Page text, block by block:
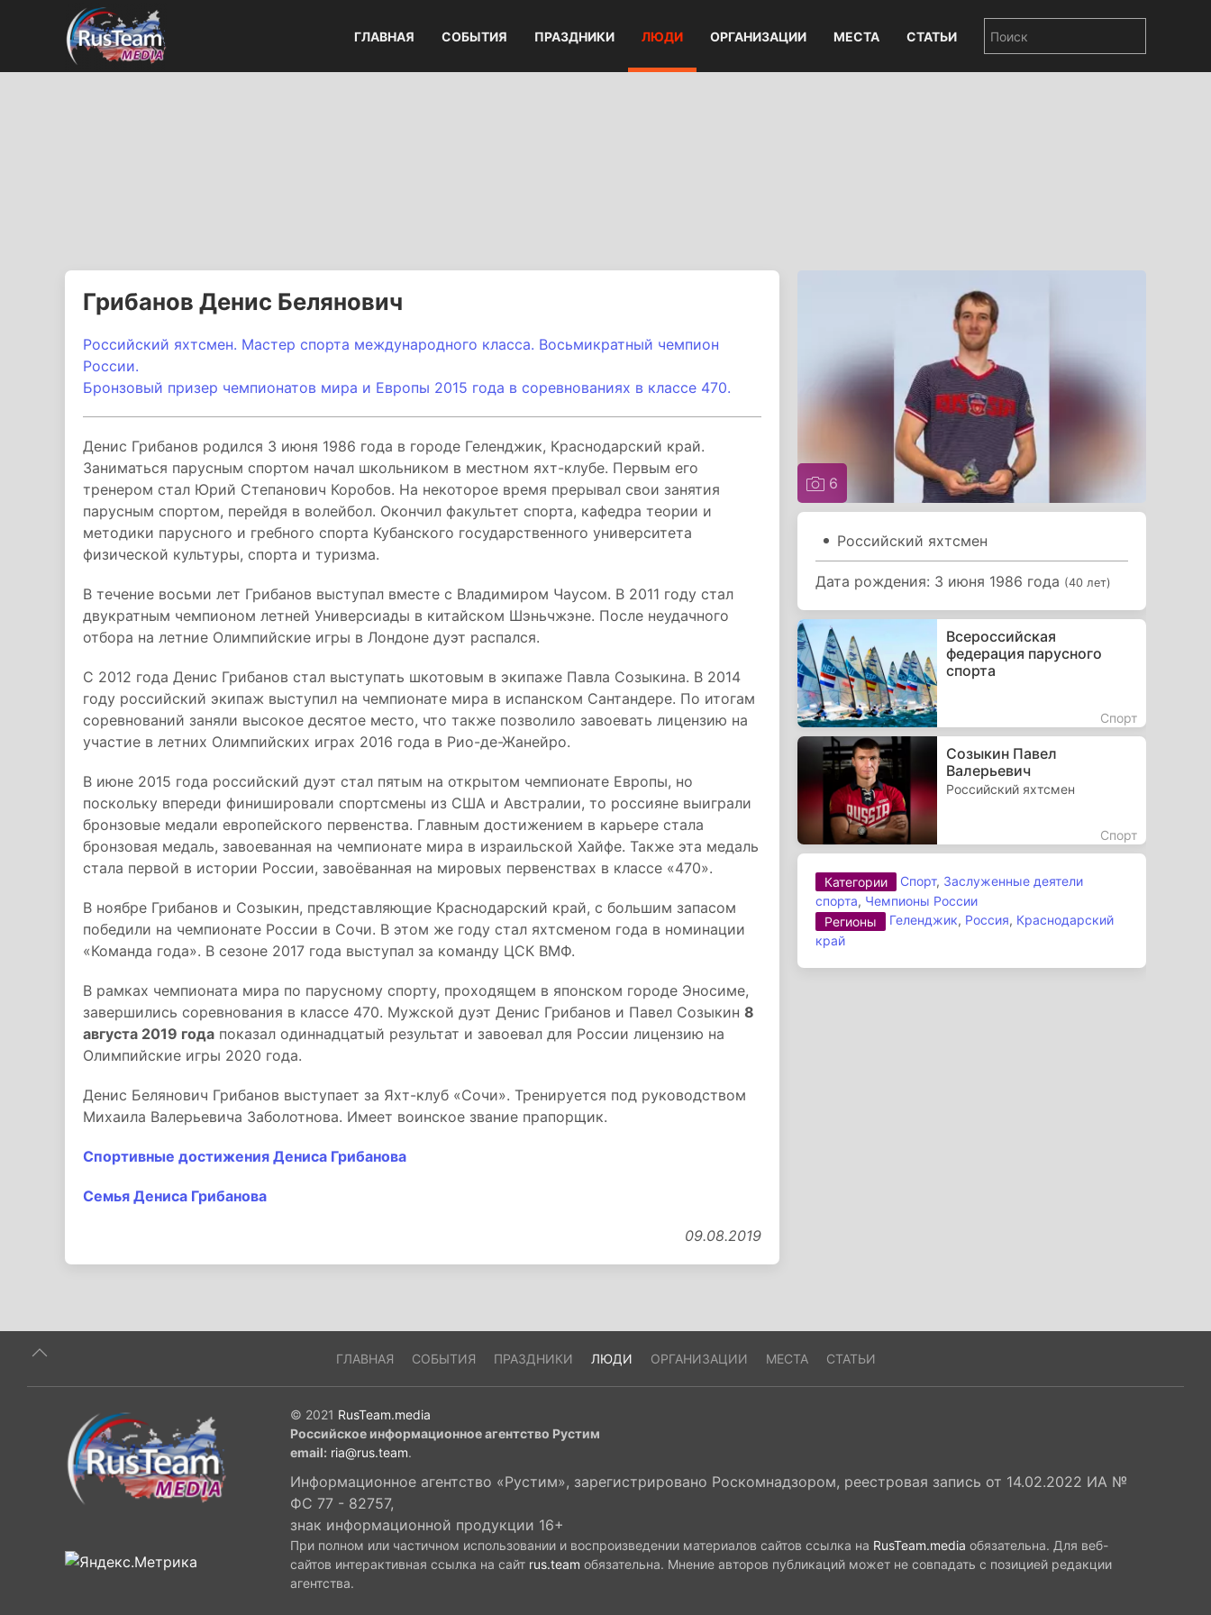
ГЛАВНАЯ СОБЫТИЯ ПРАЗДНИКИ ЛЮДИ ОРГАНИЗАЦИИ МЕСТА СТАТЬИ
Грибанов Денис Белянович
Российский яхтсмен. Мастер спорта международного класса. Восьмикратный чемпион
России.
Бронзовый призер чемпионатов мира и Европы 2015 года в соревнованиях в классе 470.
Денис Грибанов родился 3 июня 1986 года в городе Геленджик, Краснодарский край.
Заниматься парусным спортом начал школьником в местном яхт-клубе. Первым его
тренером стал Юрий Степанович Коробов. На некоторое время прерывал свои занятия
парусным спортом, перейдя в волейбол. Окончил факультет спорта, кафедра теории и
методики парусного и гребного спорта Кубанского государственного университета
физической культуры, спорта и туризма.
В течение восьми лет Грибанов выступал вместе с Владимиром Чаусом. В 2011 году стал
двукратным чемпионом летней Универсиады в китайском Шэньчжэне. После неудачного
отбора на летние Олимпийские игры в Лондоне дуэт распался.
С 2012 года Денис Грибанов стал выступать шкотовым в экипаже Павла Созыкина. В 2014
году российский экипаж выступил на чемпионате мира в испанском Сантандере. По итогам
соревнований заняли высокое десятое место, что также позволило завоевать лицензию на
участие в летних Олимпийских играх 2016 года в Рио-де-Жанейро.
В июне 2015 года российский дуэт стал пятым на открытом чемпионате Европы, но
поскольку впереди финишировали спортсмены из США и Австралии, то россияне выиграли
бронзовые медали европейского первенства. Главным достижением в карьере стала
бронзовая медаль, завоеванная на чемпионате мира в израильской Хайфе. Также эта медаль
стала первой в истории России, завоёванная на мировых первенствах в классе «470».
В ноябре Грибанов и Созыкин, представляющие Краснодарский край, с большим запасом
победили на чемпионате России в Сочи. В этом же году стал яхтсменом года в номинации
«Команда года». В сезоне 2017 года выступал за команду ЦСК ВМФ.
В рамках чемпионата мира по парусному спорту, проходящем в японском городе Эносиме,
завершились соревнования в классе 470. Мужской дуэт Денис Грибанов и Павел Созыкин 8
августа 2019 года показал одиннадцатый результат и завоевал для России лицензию на
Олимпийские игры 2020 года.
Денис Белянович Грибанов выступает за Яхт-клуб «Сочи». Тренируется под руководством
Михаила Валерьевича Заболотнова. Имеет воинское звание прапорщик.
Спортивные достижения Дениса Грибанова
Семья Дениса Грибанова
09.08.2019
6
Российский яхтсмен
Дата рождения: 3 июня 1986 года (40 лет)
Всероссийская
федерация парусного
спорта
Спорт
Созыкин Павел
Валерьевич
Российский яхтсмен
Спорт
Категории Спорт, Заслуженные деятели
спорта, Чемпионы России
Регионы
Геленджик, Россия, Краснодарский
край
ГЛАВНАЯ СОБЫТИЯ ПРАЗДНИКИ ЛЮДИ ОРГАНИЗАЦИИ МЕСТА СТАТЬИ
© 2021 RusTeam.media
Российское информационное агентство Рустим
email: ria@rus.team.
Информационное агентство «Рустим», зарегистрировано Роскомнадзором, реестровая запись от 14.02.2022 ИА №
ФС 77 - 82757,
знак информационной продукции 16+
При полном или частичном использовании и воспроизведении материалов сайтов ссылка на RusTeam.media обязательна. Для веб-
сайтов интерактивная ссылка на сайт rus.team обязательна. Мнение авторов публикаций может не совпадать с позицией редакции
агентства.